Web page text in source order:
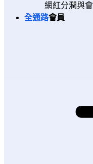
網紅分潤與
全通路會員